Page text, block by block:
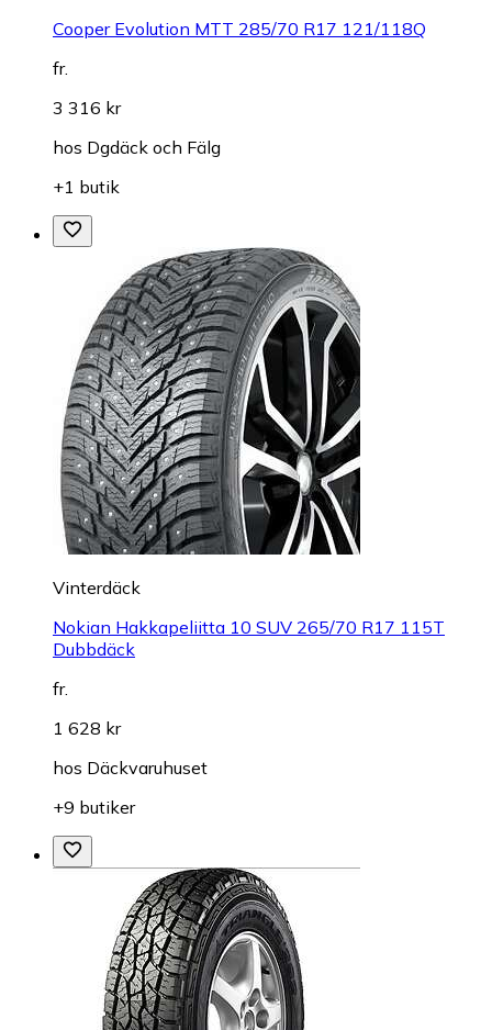
Cooper Evolution MTT 285/70 R17 121/118Q
fr.
3 316 kr
hos Dgdäck och Fälg
+1 butik
Vinterdäck
Nokian Hakkapeliitta 10 SUV 265/70 R17 115T
Dubbdäck
fr.
1 628 kr
hos Däckvaruhuset
+9 butiker